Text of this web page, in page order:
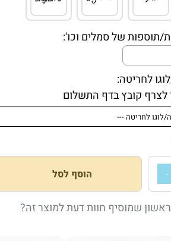
תוספות של סמלים וכו':
לחריטה:
לצרף קובץ בדף התשלום
הוסף לסל
שמוסיף חוות דעת למוצר זה?